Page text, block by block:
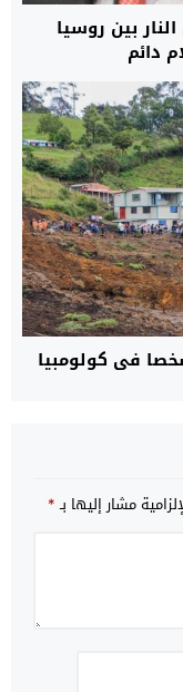
بين روسيا
دائم
مشار إليها بـ*